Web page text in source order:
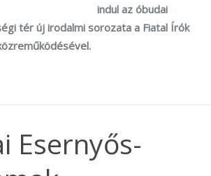
indul az óbudai
tér új irodalmi sorozata a Fiatal Írók
Esernyős-